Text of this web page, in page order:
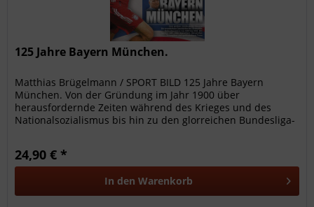
125 Jahre Bayern München.
Matthias Brügelmann / SPORT BILD 125 Jahre Bayern
München. Von der Gründung im Jahr 1900 über
herausfordernde Zeiten während des Krieges und des
Nationalsozialismus bis hin zu den glorreichen Bundesliga-
24,90 € *
In den Warenkorb